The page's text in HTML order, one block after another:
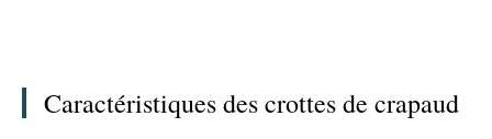
Caractéristiques des crottes de crapaud